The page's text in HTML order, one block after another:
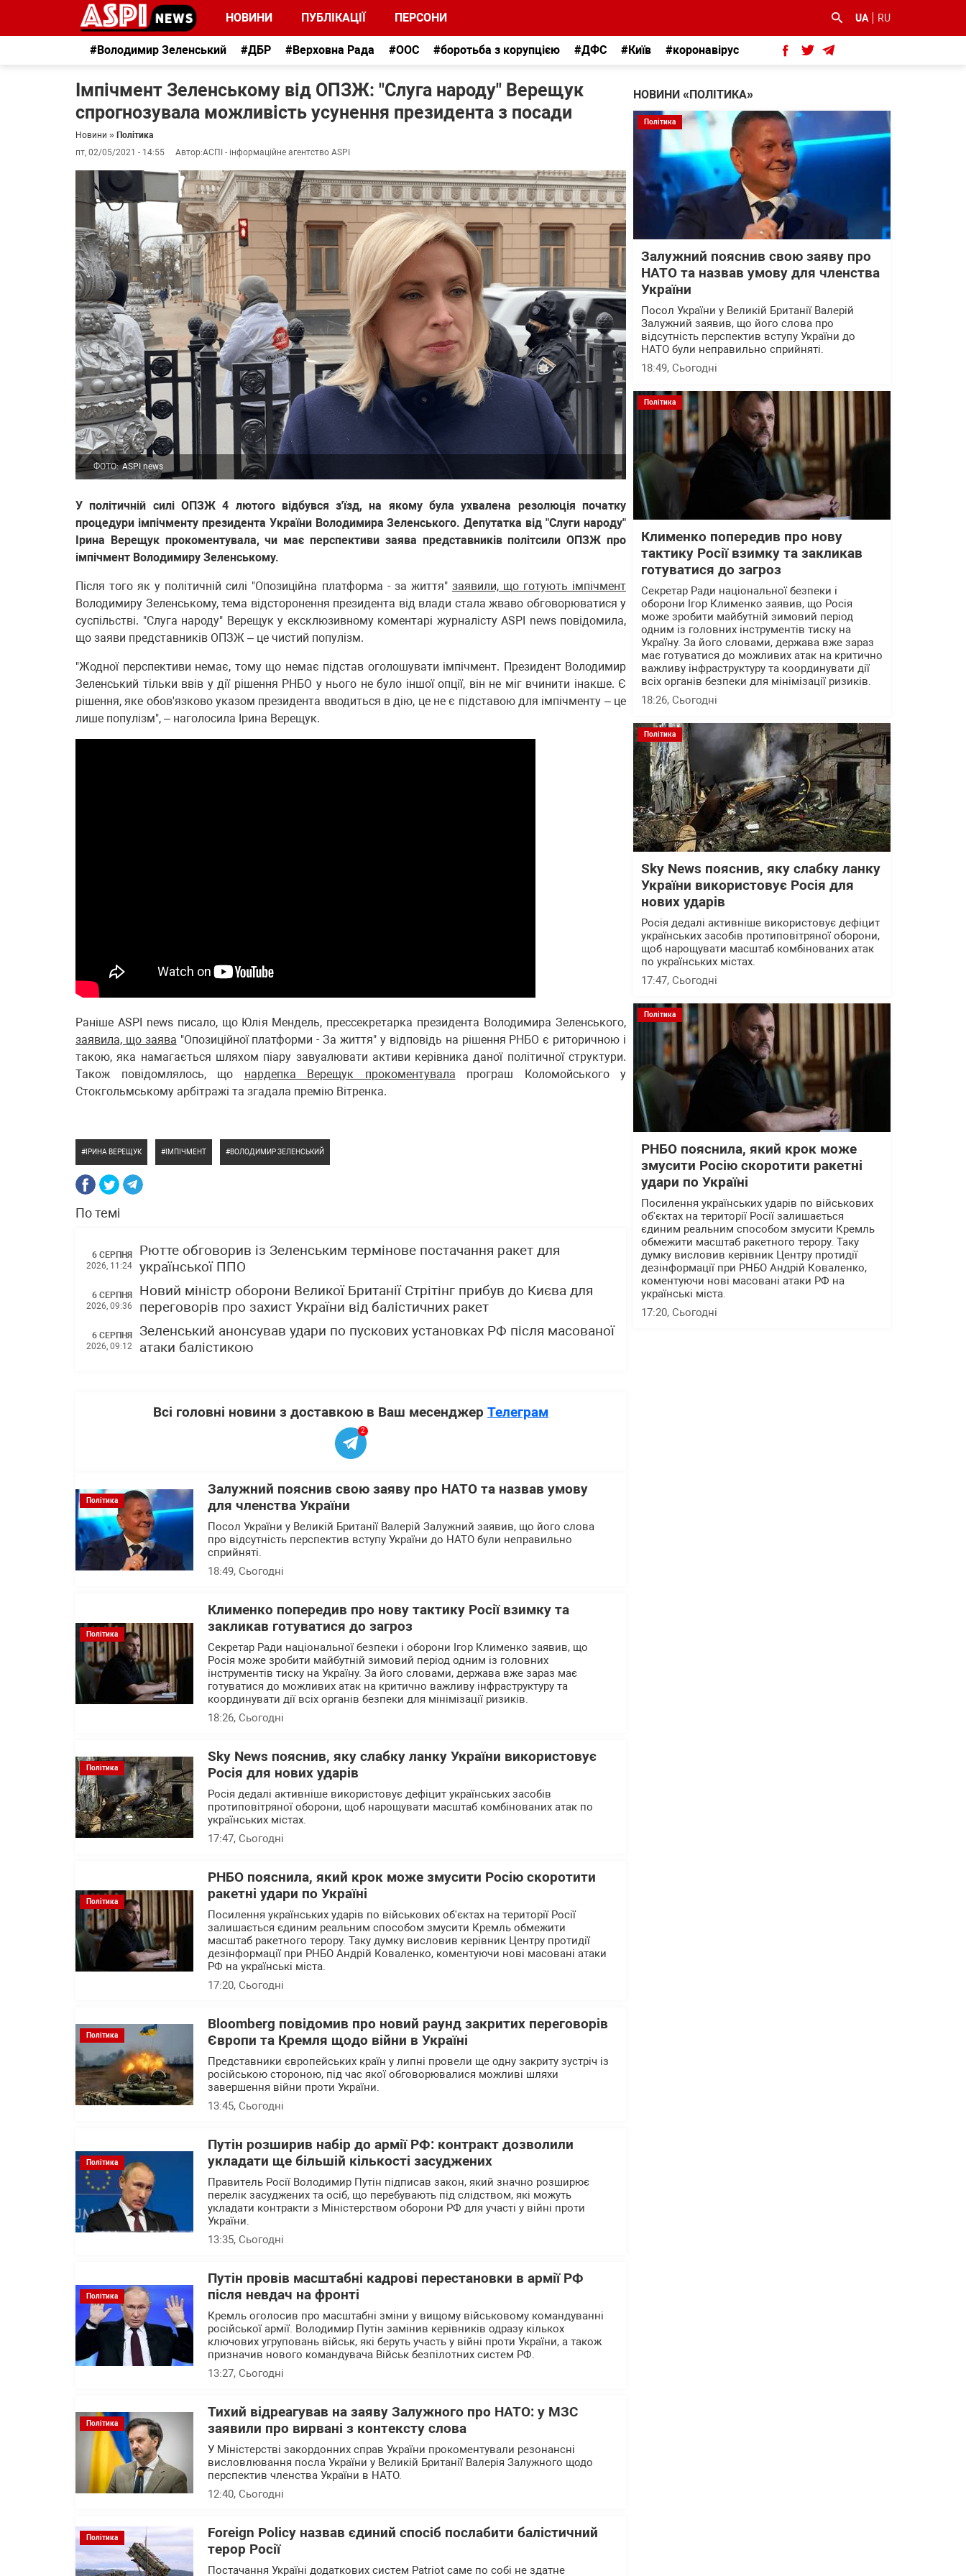
НОВИНИ ПУБЛІКАЦІЇ ПЕРСОНИ UA RU
#Володимир Зеленський #ДБР #Верховна Рада #ООС #боротьба з корупцією #ДФС #Київ #коронавірус
Імпічмент Зеленському від ОПЗЖ: "Слуга народу" Верещук
спрогнозувала можливість усунення президента з посади
Новини » Політика
пт, 02/05/2021 - 14:55
Автор:АСПІ - інформаційне агентство ASPI
ФОТО: ASPI news
У політичній силі ОПЗЖ 4 лютого відбувся з'їзд, на якому була ухвалена резолюція початку
процедури імпічменту президента України Володимира Зеленського. Депутатка від "Слуги народу"
Ірина Верещук прокоментувала, чи має перспективи заява представників політсили ОПЗЖ про
імпічмент Володимиру Зеленському.
Після того як у політичній силі "Опозиційна платформа - за життя" заявили, що готують імпічмент
Володимиру Зеленському, тема відсторонення президента від влади стала жваво обговорюватися у
суспільстві. "Слуга народу" Верещук у ексклюзивному коментарі журналісту ASPI news повідомила,
що заяви представників ОПЗЖ – це чистий популізм.
"Жодної перспективи немає, тому що немає підстав оголошувати імпічмент. Президент Володимир
Зеленський тільки ввів у дії рішення РНБО у нього не було іншої опції, він не міг вчинити інакше. Є
рішення, яке обов'язково указом президента вводиться в дію, це не є підставою для імпічменту – це
лише популізм", – наголосила Ірина Верещук.
Раніше ASPI news писало, що Юлія Мендель, прессекретарка президента Володимира Зеленського,
заявила, що заява "Опозиційної платформи - За життя" у відповідь на рішення РНБО є риторичною і
такою, яка намагається шляхом піару завуалювати активи керівника даної політичної структури.
Також повідомлялось, що нардепка Верещук прокоментувала програш Коломойського у
Стокгольмському арбітражі та згадала премію Вітренка.
ІРИНА ВЕРЕЩУК ІМПІЧМЕНТ ВОЛОДИМИР ЗЕЛЕНСЬКИЙ
По темі
6 СЕРПНЯ
2026, 11:24
Рютте обговорив із Зеленським термінове постачання ракет для
української ППО
6 СЕРПНЯ
2026, 09:36
Новий міністр оборони Великої Британії Стрітінг прибув до Києва для
переговорів про захист України від балістичних ракет
6 СЕРПНЯ
2026, 09:12
Зеленський анонсував удари по пускових установках РФ після масованої
атаки балістикою
Всі головні новини з доставкою в Ваш месенджер Телеграм
2
Політика
Залужний пояснив свою заяву про НАТО та назвав умову
для членства України
Посол України у Великій Британії Валерій Залужний заявив, що його слова
про відсутність перспектив вступу України до НАТО були неправильно
сприйняті.
18:49, Сьогодні
Політика
Клименко попередив про нову тактику Росії взимку та
закликав готуватися до загроз
Секретар Ради національної безпеки і оборони Ігор Клименко заявив, що
Росія може зробити майбутній зимовий період одним із головних
інструментів тиску на Україну. За його словами, держава вже зараз має
готуватися до можливих атак на критично важливу інфраструктуру та
координувати дії всіх органів безпеки для мінімізації ризиків.
18:26, Сьогодні
Політика
Sky News пояснив, яку слабку ланку України використовує
Росія для нових ударів
Росія дедалі активніше використовує дефіцит українських засобів
протиповітряної оборони, щоб нарощувати масштаб комбінованих атак по
українських містах.
17:47, Сьогодні
Політика
РНБО пояснила, який крок може змусити Росію скоротити
ракетні удари по Україні
Посилення українських ударів по військових об'єктах на території Росії
залишається єдиним реальним способом змусити Кремль обмежити
масштаб ракетного терору. Таку думку висловив керівник Центру протидії
дезінформації при РНБО Андрій Коваленко, коментуючи нові масовані атаки
РФ на українські міста.
17:20, Сьогодні
Політика
Bloomberg повідомив про новий раунд закритих переговорів
Європи та Кремля щодо війни в Україні
Представники європейських країн у липні провели ще одну закриту зустріч із
російською стороною, під час якої обговорювалися можливі шляхи
завершення війни проти України.
13:45, Сьогодні
Політика
Путін розширив набір до армії РФ: контракт дозволили
укладати ще більшій кількості засуджених
Правитель Росії Володимир Путін підписав закон, який значно розширює
перелік засуджених та осіб, що перебувають під слідством, які можуть
укладати контракти з Міністерством оборони РФ для участі у війні проти
України.
13:35, Сьогодні
Політика
Путін провів масштабні кадрові перестановки в армії РФ
після невдач на фронті
Кремль оголосив про масштабні зміни у вищому військовому командуванні
російської армії. Володимир Путін замінив керівників одразу кількох
ключових угруповань військ, які беруть участь у війні проти України, а також
призначив нового командувача Військ безпілотних систем РФ.
13:27, Сьогодні
Політика
Тихий відреагував на заяву Залужного про НАТО: у МЗС
заявили про вирвані з контексту слова
У Міністерстві закордонних справ України прокоментували резонансні
висловлювання посла України у Великій Британії Валерія Залужного щодо
перспектив членства України в НАТО.
12:40, Сьогодні
Політика
Foreign Policy назвав єдиний спосіб послабити балістичний
терор Росії
Постачання Україні додаткових систем Patriot саме по собі не здатне
НОВИНИ «ПОЛІТИКА»
Політика
Залужний пояснив свою заяву про
НАТО та назвав умову для членства
України
Посол України у Великій Британії Валерій
Залужний заявив, що його слова про
відсутність перспектив вступу України до
НАТО були неправильно сприйняті.
18:49, Сьогодні
Політика
Клименко попередив про нову
тактику Росії взимку та закликав
готуватися до загроз
Секретар Ради національної безпеки і
оборони Ігор Клименко заявив, що Росія
може зробити майбутній зимовий період
одним із головних інструментів тиску на
Україну. За його словами, держава вже зараз
має готуватися до можливих атак на критично
важливу інфраструктуру та координувати дії
всіх органів безпеки для мінімізації ризиків.
18:26, Сьогодні
Політика
Sky News пояснив, яку слабку ланку
України використовує Росія для
нових ударів
Росія дедалі активніше використовує дефіцит
українських засобів протиповітряної оборони,
щоб нарощувати масштаб комбінованих атак
по українських містах.
17:47, Сьогодні
Політика
РНБО пояснила, який крок може
змусити Росію скоротити ракетні
удари по Україні
Посилення українських ударів по військових
об'єктах на території Росії залишається
єдиним реальним способом змусити Кремль
обмежити масштаб ракетного терору. Таку
думку висловив керівник Центру протидії
дезінформації при РНБО Андрій Коваленко,
коментуючи нові масовані атаки РФ на
українські міста.
17:20, Сьогодні